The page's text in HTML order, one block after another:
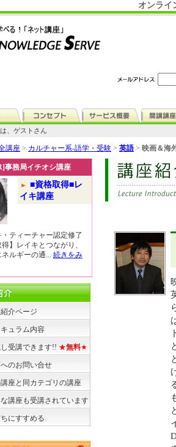
オンライ
、ゲストさん
講座 > カルチャー系-語学・受験 > 英語> 映画＆海
事務局イチオシ講座
■資格取得■レ
イキ講座
・ティーチャー認定修了
】レイキとつながり、
ルギーの通... 続きをみ
介ページ
ュラム内容
受講できます!! ★無料★
のお問い合せ
座と同カテゴリの講座
講座も受講されています
にすすめる